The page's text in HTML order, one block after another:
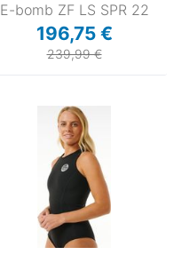
E-bomb ZF LS SPR 22
196,75 €
239,99 €